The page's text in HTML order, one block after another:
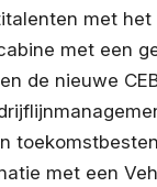
met het
met een
de nieuwe
met een